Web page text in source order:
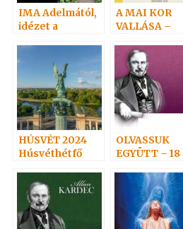
IMA Adelmától,
idézet a
A MAI KOR
VALLÁSA –
KÖNYV
HÚSVÉT 2024
Húsvéthétfő
OLVASSUK
EGYÜTT – 18